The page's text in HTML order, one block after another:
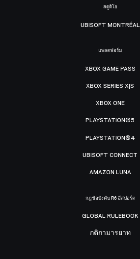
สตูดิโอ
UBISOFT MONTRÉAL
แพลตฟอร์ม
XBOX GAME PASS
XBOX SERIES X|S
XBOX ONE
PLAYSTATION®5
PLAYSTATION®4
UBISOFT CONNECT
AMAZON LUNA
กฎข้อบังคับ R6 อีสปอร์ต
GLOBAL RULEBOOK
กติกามารยาท